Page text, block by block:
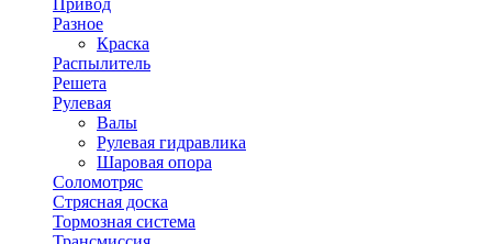
Привод
Разное
Краска
Распылитель
Решета
Рулевая
Валы
Рулевая гидравлика
Шаровая опора
Соломотряс
Стрясная доска
Тормозная система